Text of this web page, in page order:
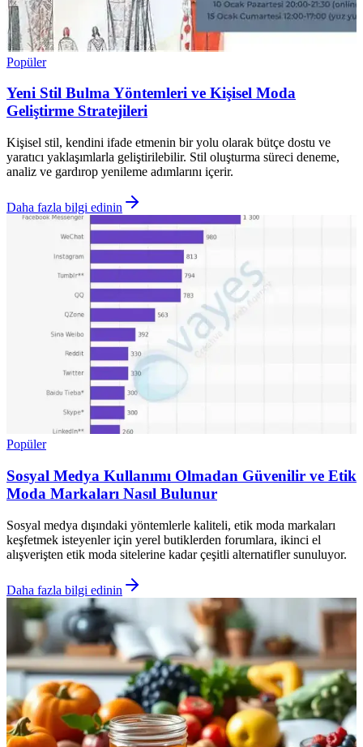
Popüler
Yeni Stil Bulma Yöntemleri ve Kişisel Moda
Geliştirme Stratejileri
Kişisel stil, kendini ifade etmenin bir yolu olarak bütçe dostu ve
yaratıcı yaklaşımlarla geliştirilebilir. Stil oluşturma süreci deneme,
analiz ve gardırop yenileme adımlarını içerir.
Daha fazla bilgi edinin
Popüler
Sosyal Medya Kullanımı Olmadan Güvenilir ve Etik
Moda Markaları Nasıl Bulunur
Sosyal medya dışındaki yöntemlerle kaliteli, etik moda markaları
keşfetmek isteyenler için yerel butiklerden forumlara, ikinci el
alışverişten etik moda sitelerine kadar çeşitli alternatifler sunuluyor.
Daha fazla bilgi edinin